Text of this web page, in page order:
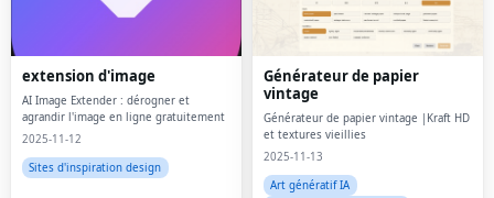
extension d'image
AI Image Extender : dérogner et
agrandir l'image en ligne gratuitement
2025-11-12
Sites d'inspiration design
Générateur de papier
vintage
Générateur de papier vintage |Kraft HD
et textures vieillies
2025-11-13
Art génératif IA